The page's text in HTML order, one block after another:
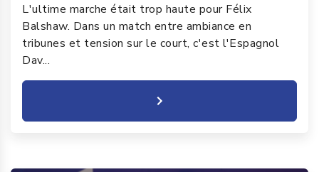
L'ultime marche était trop haute pour Félix
Balshaw. Dans un match entre ambiance en
tribunes et tension sur le court, c'est l'Espagnol
Dav...